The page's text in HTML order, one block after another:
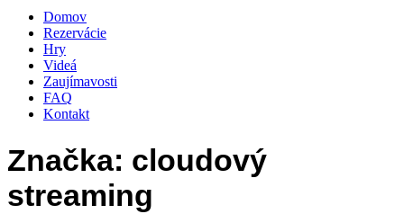
Domov
Rezervácie
Hry
Videá
Zaujímavosti
FAQ
Kontakt
Značka: cloudový
streaming